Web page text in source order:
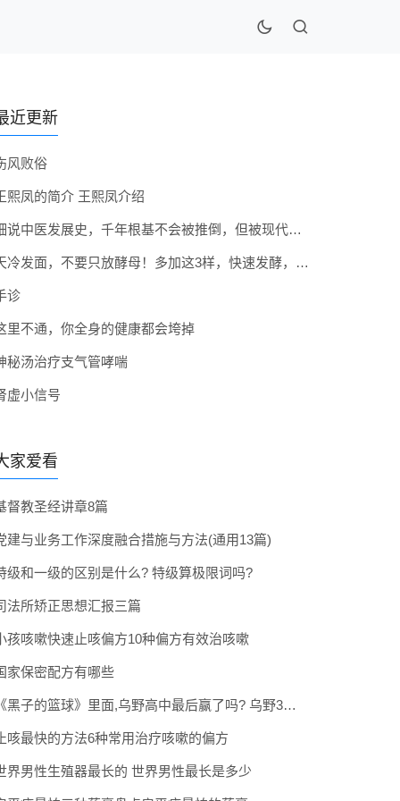
近更新
风败俗
熙凤的简介 王熙凤介绍
细说中医发展史，千年根基不会被推倒，但被现代医疗模式堵住出路
天冷发面，不要只放酵母！多加这3样，快速发酵，蓬松香软弹性十足
诊
里不通，你全身的健康都会垮掉
秘汤治疗支气管哮喘
虚小信号
家爱看
督教圣经讲章8篇
建与业务工作深度融合措施与方法(通用13篇)
级和一级的区别是什么? 特级算极限词吗?
法所矫正思想汇报三篇
孩咳嗽快速止咳偏方10种偏方有效治咳嗽
家保密配方有哪些
《黑子的篮球》里面,乌野高中最后赢了吗? 乌野3年拿到全国冠军了吗
咳最快的方法6种常用治疗咳嗽的偏方
界男性生殖器最长的 世界男性最长是多少